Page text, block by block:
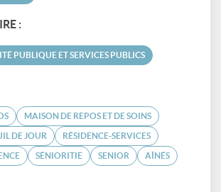
:
PUBLIQUE ET SERVICES PUBLICS
MAISON DE REPOS ET DE SOINS
DE JOUR RÉSIDENCE-SERVICES
SÉNIORITIE SENIOR AÎNÉS